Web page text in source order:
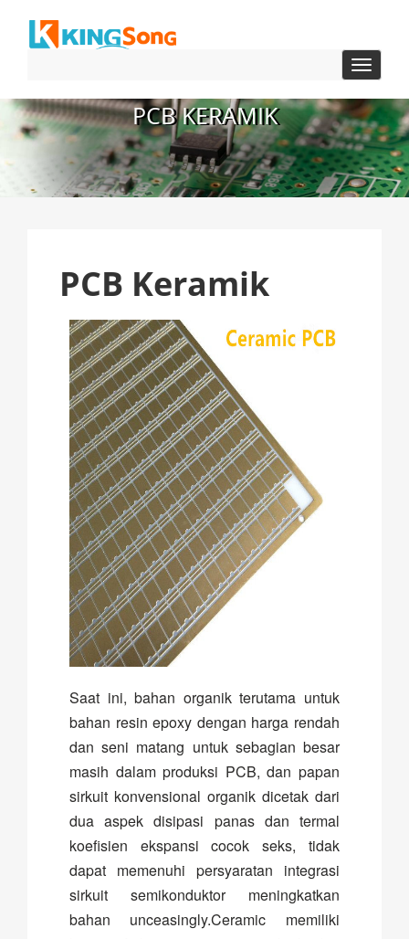
beralih
PCB KERAMIK
PCB Keramik
Saat ini, bahan organik terutama untuk
bahan resin epoxy dengan harga rendah
dan seni matang untuk sebagian besar
masih dalam produksi PCB, dan papan
sirkuit konvensional organik dicetak dari
dua aspek disipasi panas dan termal
koefisien ekspansi cocok seks, tidak
dapat memenuhi persyaratan integrasi
sirkuit semikonduktor meningkatkan
bahan unceasingly.Ceramic memiliki